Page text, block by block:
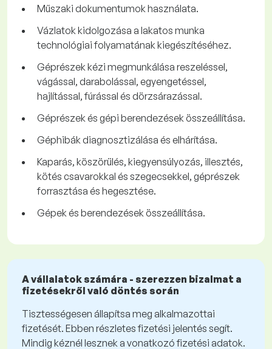
Műszaki dokumentumok használata.
Vázlatok kidolgozása a lakatos munka
technológiai folyamatának kiegészítéséhez.
Géprészek kézi megmunkálása reszeléssel,
vágással, darabolással, egyengetéssel,
hajlítással, fúrással és dörzsárazással.
Géprészek és gépi berendezések összeállítása.
Géphibák diagnosztizálása és elhárítása.
Kaparás, köszörülés, kiegyensúlyozás, illesztés,
kötés csavarokkal és szegecsekkel, géprészek
forrasztása és hegesztése.
Gépek és berendezések összeállítása.
A vállalatok számára - szerezzen bizalmat a
fizetésekről való döntés során
Tisztességesen állapítsa meg alkalmazottai
fizetését. Ebben részletes fizetési jelentés segít.
Mindig kéznél lesznek a vonatkozó fizetési adatok.